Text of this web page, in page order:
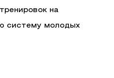
на
систему молодых